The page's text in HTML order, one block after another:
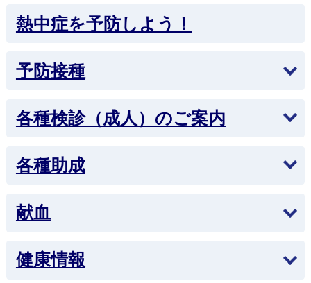
熱中症を予防しよう！
予防接種
各種検診（成人）のご案内
各種助成
献血
健康情報